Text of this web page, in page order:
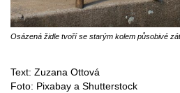
Osázená židle tvoří se starým kolem působivé
Text: Zuzana Ottová
Foto: Pixabay a Shutterstock